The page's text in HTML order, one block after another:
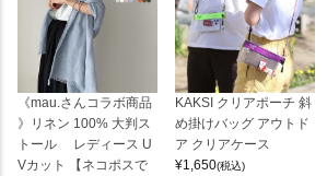
《mau.さんコラボ商品
》リネン 100% 大判ス
トール レディース U
Vカット 【ネコポスで
KAKSI クリアポーチ 斜
め掛けバッグ アウトド
ア クリアケース
¥1,650(税込)